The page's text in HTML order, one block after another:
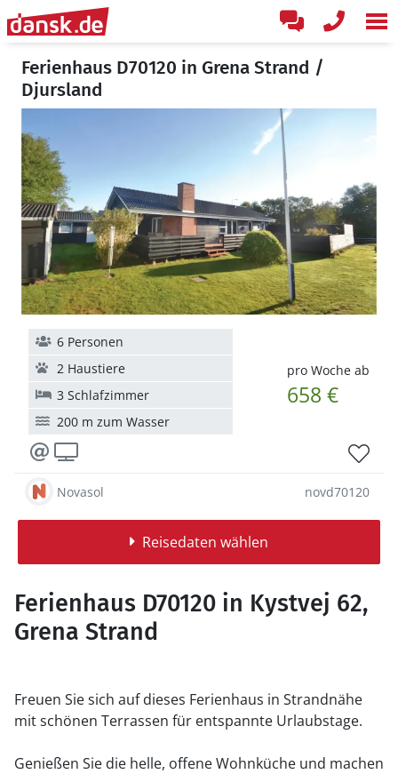
Ferienhaus D70120 in Grena Strand /
Djursland
pro Woche ab
658 €
6 Personen
2 Haustiere
3 Schlafzimmer
200 m zum Wasser
Novasol novd70120
Reisedaten wählen
Ferienhaus D70120 in Kystvej 62,
Grena Strand
Freuen Sie sich auf dieses Ferienhaus in Strandnähe
mit schönen Terrassen für entspannte Urlaubstage.
Genießen Sie die helle, offene Wohnküche und machen